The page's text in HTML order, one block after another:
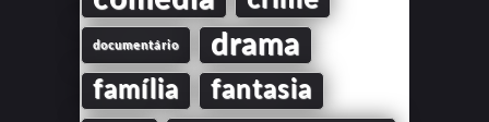
documentário drama
família fantasia